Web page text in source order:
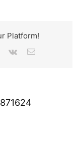
Platform!
Pinterest
Vk Email